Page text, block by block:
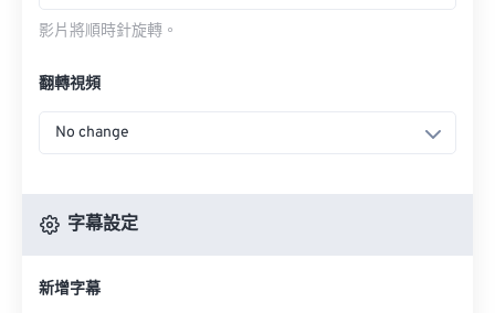
影片將順時針旋轉。
翻轉視頻
No change
字幕設定
新增字幕